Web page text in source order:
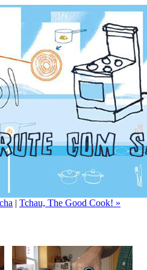
| Tchau, The Good Cook! »